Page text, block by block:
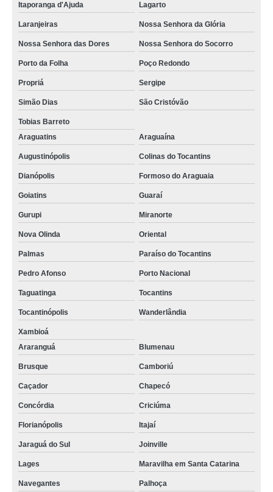
Itaporanga d'Ajuda Lagarto
Laranjeiras Nossa Senhora da Glória
Nossa Senhora das Dores Nossa Senhora do Socorro
Porto da Folha Poço Redondo
Propriá Sergipe
Simão Dias São Cristóvão
Tobias Barreto
Araguatins
Araguaína
Augustinópolis Colinas do Tocantins
Dianópolis Formoso do Araguaia
Goiatins Guaraí
Gurupi Miranorte
Nova Olinda Oriental
Palmas Paraíso do Tocantins
Pedro Afonso Porto Nacional
Taguatinga Tocantins
Tocantinópolis Wanderlândia
Xambioá
Araranguá
Blumenau
Brusque Camboriú
Caçador Chapecó
Concórdia Criciúma
Florianópolis Itajaí
Jaraguá do Sul Joinville
Lages Maravilha em Santa Catarina
Navegantes Palhoça